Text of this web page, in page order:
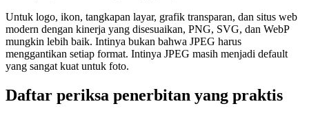
Untuk logo, ikon, tangkapan layar, grafik transparan, dan situs web
modern dengan kinerja yang disesuaikan, PNG, SVG, dan WebP
mungkin lebih baik. Intinya bukan bahwa JPEG harus
menggantikan setiap format. Intinya JPEG masih menjadi default
yang sangat kuat untuk foto.
Daftar periksa penerbitan yang praktis